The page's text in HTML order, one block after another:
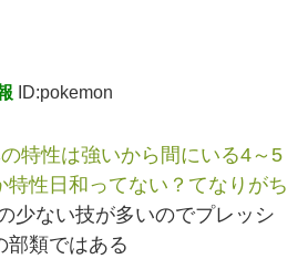
ID:pokemon
特性は強いから間にいる4～5
特性日和ってない？てなりがち
少ない技が多いのでプレッシ
部類ではある